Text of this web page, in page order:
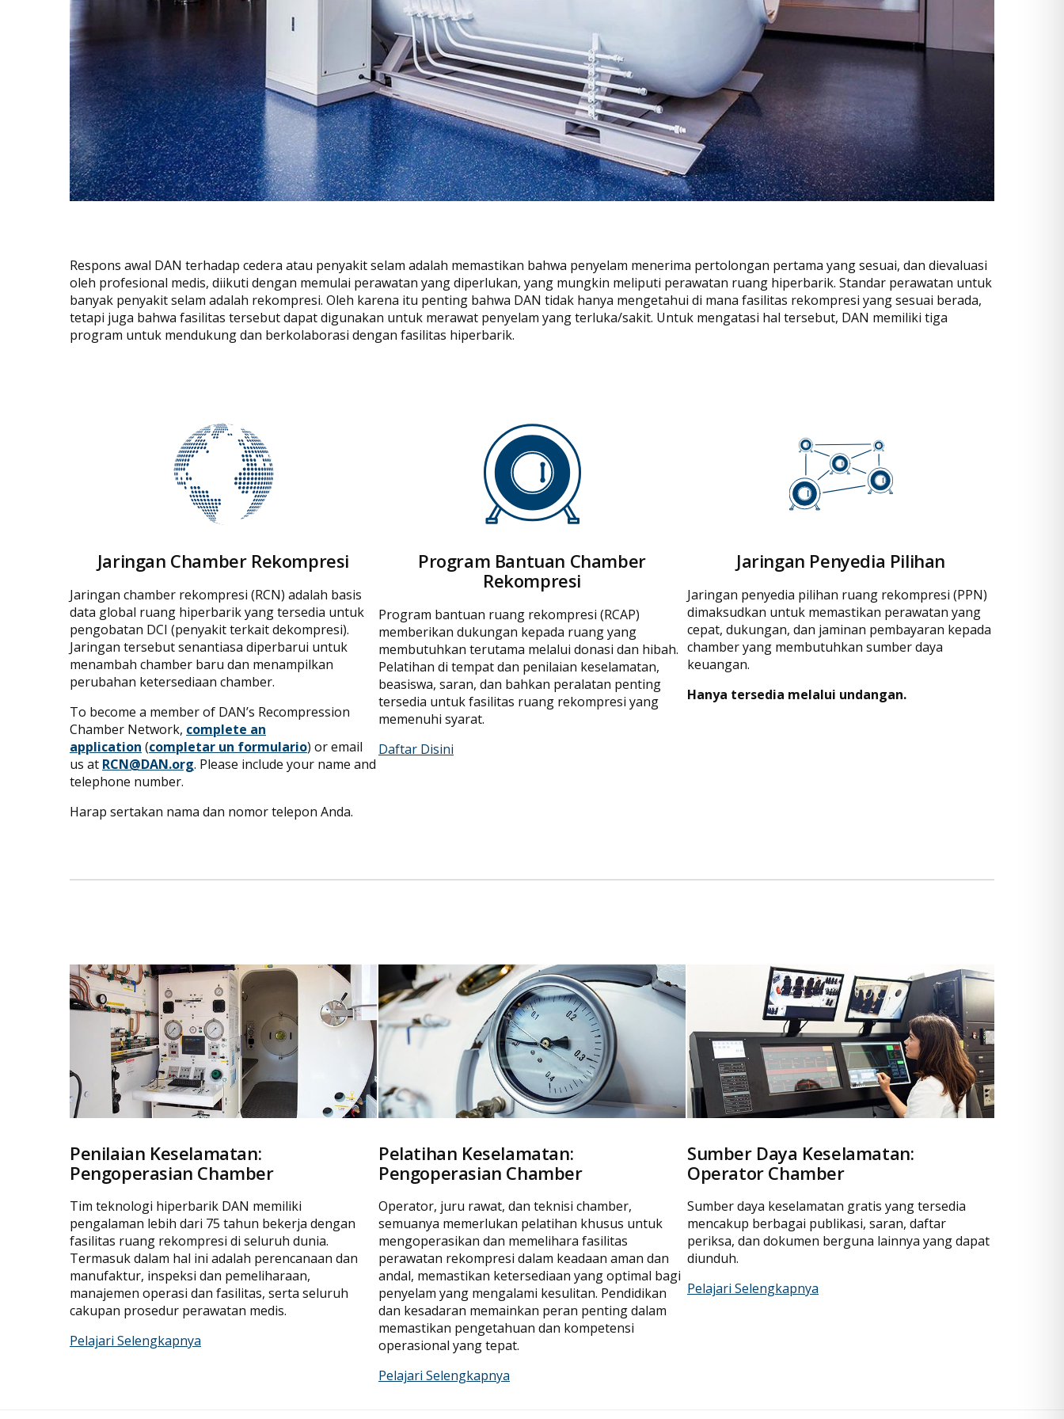
Respons awal DAN terhadap cedera atau penyakit selam adalah memastikan bahwa penyelam menerima pertolongan pertama yang sesuai, dan dievaluasi
oleh profesional medis, diikuti dengan memulai perawatan yang diperlukan, yang mungkin meliputi perawatan ruang hiperbarik. Standar perawatan untuk
banyak penyakit selam adalah rekompresi. Oleh karena itu penting bahwa DAN tidak hanya mengetahui di mana fasilitas rekompresi yang sesuai berada,
tetapi juga bahwa fasilitas tersebut dapat digunakan untuk merawat penyelam yang terluka/sakit. Untuk mengatasi hal tersebut, DAN memiliki tiga
program untuk mendukung dan berkolaborasi dengan fasilitas hiperbarik.
Jaringan Chamber Rekompresi
Jaringan chamber rekompresi (RCN) adalah basis
data global ruang hiperbarik yang tersedia untuk
pengobatan DCI (penyakit terkait dekompresi).
Jaringan tersebut senantiasa diperbarui untuk
menambah chamber baru dan menampilkan
perubahan ketersediaan chamber.
To become a member of DAN’s Recompression
Chamber Network, complete an
application (completar un formulario) or email
us at RCN@DAN.org. Please include your name and
telephone number.
Harap sertakan nama dan nomor telepon Anda.
Program Bantuan Chamber
Rekompresi
Program bantuan ruang rekompresi (RCAP)
memberikan dukungan kepada ruang yang
membutuhkan terutama melalui donasi dan hibah.
Pelatihan di tempat dan penilaian keselamatan,
beasiswa, saran, dan bahkan peralatan penting
tersedia untuk fasilitas ruang rekompresi yang
memenuhi syarat.
Daftar Disini
Jaringan Penyedia Pilihan
Jaringan penyedia pilihan ruang rekompresi (PPN)
dimaksudkan untuk memastikan perawatan yang
cepat, dukungan, dan jaminan pembayaran kepada
chamber yang membutuhkan sumber daya
keuangan.
Hanya tersedia melalui undangan.
Penilaian Keselamatan:
Pengoperasian Chamber
Tim teknologi hiperbarik DAN memiliki
pengalaman lebih dari 75 tahun bekerja dengan
fasilitas ruang rekompresi di seluruh dunia.
Termasuk dalam hal ini adalah perencanaan dan
manufaktur, inspeksi dan pemeliharaan,
manajemen operasi dan fasilitas, serta seluruh
cakupan prosedur perawatan medis.
Pelajari Selengkapnya
Pelatihan Keselamatan:
Pengoperasian Chamber
Operator, juru rawat, dan teknisi chamber,
semuanya memerlukan pelatihan khusus untuk
mengoperasikan dan memelihara fasilitas
perawatan rekompresi dalam keadaan aman dan
andal, memastikan ketersediaan yang optimal bagi
penyelam yang mengalami kesulitan. Pendidikan
dan kesadaran memainkan peran penting dalam
memastikan pengetahuan dan kompetensi
operasional yang tepat.
Pelajari Selengkapnya
Sumber Daya Keselamatan:
Operator Chamber
Sumber daya keselamatan gratis yang tersedia
mencakup berbagai publikasi, saran, daftar
periksa, dan dokumen berguna lainnya yang dapat
diunduh.
Pelajari Selengkapnya